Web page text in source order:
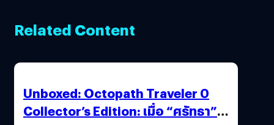
Related Content
Unboxed: Octopath Traveler 0
Collector’s Edition: เมื่อ “ศรัทธา”